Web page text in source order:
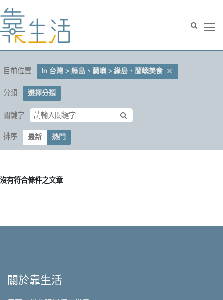
目前位置 In 台灣 > 綠島、蘭嶼 > 綠島、蘭嶼美食
分類 選擇分類
關鍵字
排序 最新 熱門
沒有符合條件之文章
關於靠生活